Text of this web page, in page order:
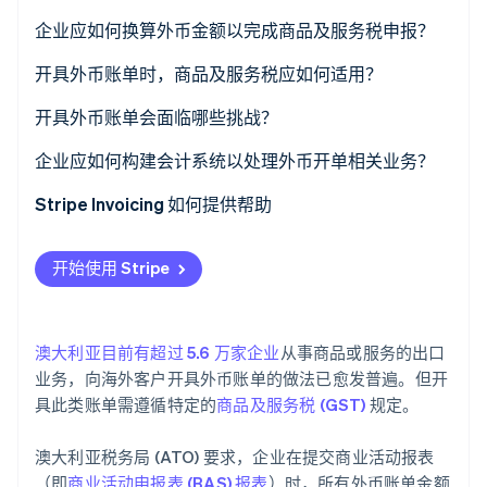
企业应如何换算外币金额以完成商品及服务税申报？
开具外币账单时，商品及服务税应如何适用？
开具外币账单会面临哪些挑战？
企业应如何构建会计系统以处理外币开单相关业务？
Stripe Invoicing 如何提供帮助
开始使用 Stripe
澳大利亚目前有超过 5.6 万家企业从事商品或服务的出口
业务，向海外客户开具外币账单的做法已愈发普遍。但开
具此类账单需遵循特定的商品及服务税 (GST) 规定。
澳大利亚税务局 (ATO) 要求，企业在提交商业活动报表